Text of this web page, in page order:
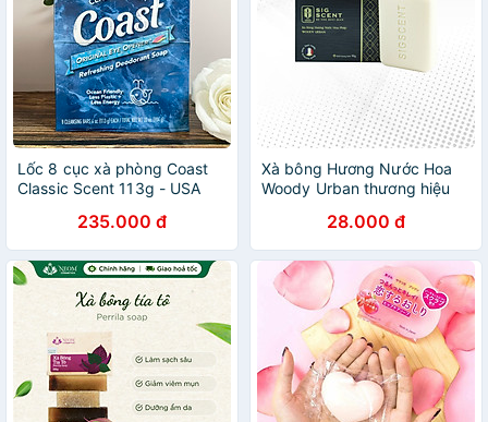
Lốc 8 cục xà phòng Coast
Classic Scent 113g - USA
235.000 đ
Xà bông Hương Nước Hoa
Woody Urban thương hiệu
28.000 đ